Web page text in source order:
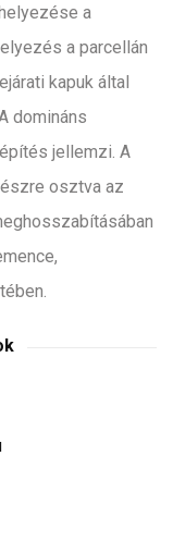
a
a parcellán
kapuk által
domináns
jellemzi. A
osztva az